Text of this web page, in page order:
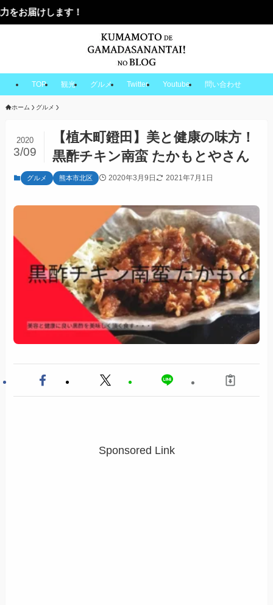
TOP 観光 グルメ Twitter Youtube 問い合わせ
ホーム グルメ
【植木町鐙田】美と健康の味方！
黒酢チキン南蛮 たかもとやさん
2020
3/09
グルメ 熊本市北区 2020年3月9日 2021年7月1日
Sponsored Link